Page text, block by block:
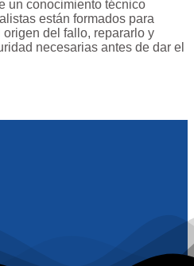
un conocimiento técnico
están formados para
del fallo, repararlo y
necesarias antes de dar el